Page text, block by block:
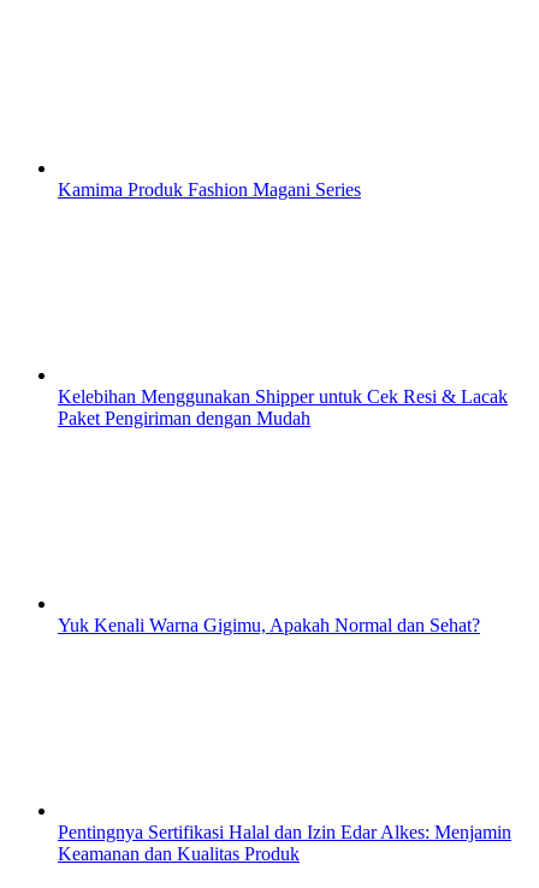
Kamima Produk Fashion Magani Series
Kelebihan Menggunakan Shipper untuk Cek Resi & Lacak
Paket Pengiriman dengan Mudah
Yuk Kenali Warna Gigimu, Apakah Normal dan Sehat?
Pentingnya Sertifikasi Halal dan Izin Edar Alkes: Menjamin
Keamanan dan Kualitas Produk